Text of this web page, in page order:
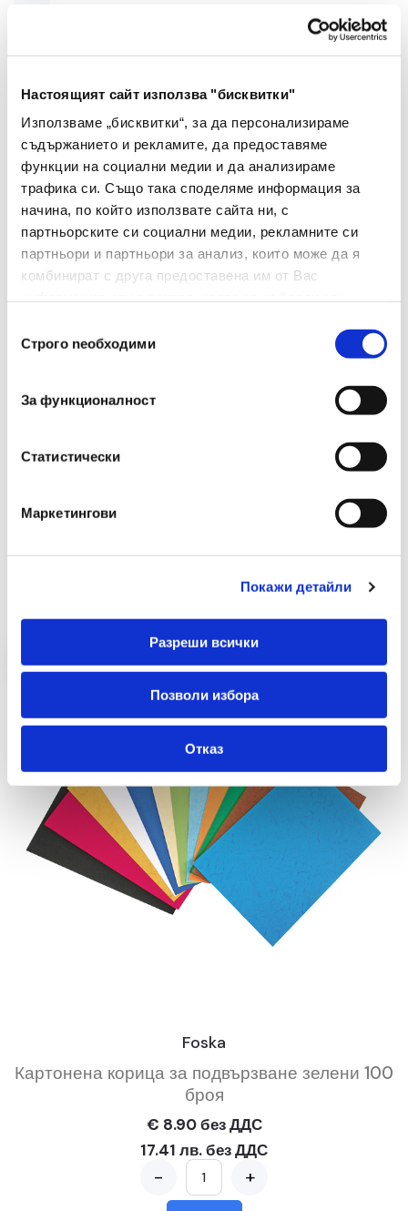
Настоящият сайт използва "бисквитки"
Използваме „бисквитки“, за да персонализираме
съдържанието и рекламите, да предоставяме
функции на социални медии и да анализираме
трафика си. Също така споделяме информация за
начина, по който използвате сайта ни, с
партньорските си социални медии, рекламните си
партньори и партньори за анализ, които може да я
комбинират с друга предоставена им от Вас
наСтрого nеобходими
За функционалност
Статистически
Маркетингови
Покажи детайли
Разреши всички
Позволи избора
Отказ
Картонена корица за подвързване бели 100
Foska
Картонена корица за подвързване зелени 100
броя
€ 8.90 без ДДС
17.41 лв. без ДДС
- +